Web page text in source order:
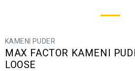
KAMENI PUDER
MAX FACTOR KAMENI
LOOSE